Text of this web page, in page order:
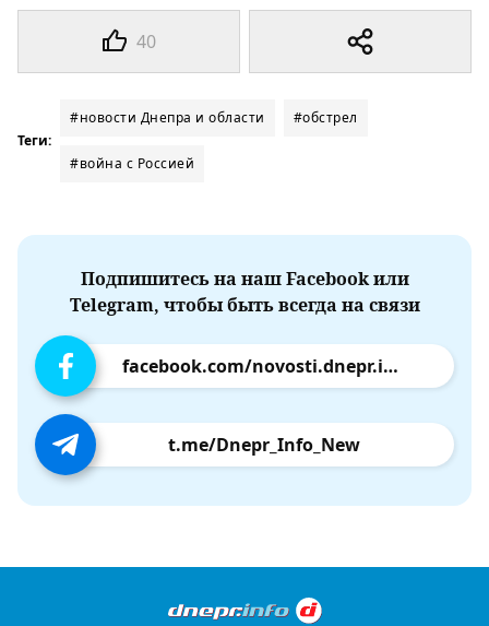
40
Теги:
#новости Днепра и области #обстрел
#война с Россией
Подпишитесь на наш Facebook или
Telegram, чтобы быть всегда на связи
facebook.com/novosti.dnepr.info
t.me/Dnepr_Info_New